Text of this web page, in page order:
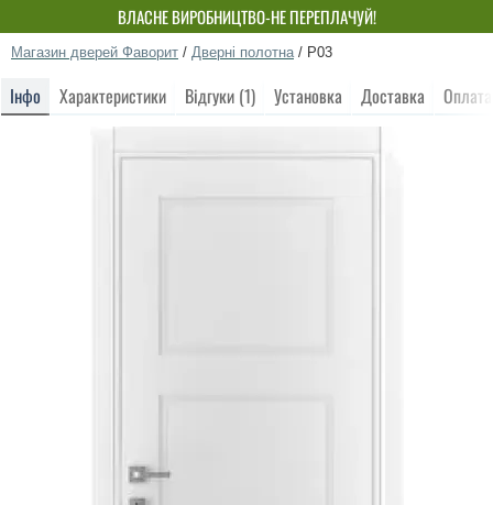
ВЛАСНЕ ВИРОБНИЦТВО-НЕ ПЕРЕПЛАЧУЙ!
Магазин дверей Фаворит / Дверні полотна / P03
Інфо Характеристики Відгуки (1) Установка Доставка Оплата